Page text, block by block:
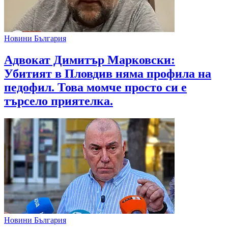
Новини България
Адвокат Димитър Марковски:
Убитият в Пловдив няма профила на
педофил. Това момче просто си е
търсело приятелка.
Новини България